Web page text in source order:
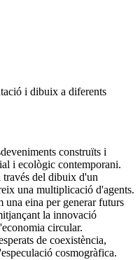
i dibuix a diferents
construïts i
i ecològic contemporani.
del dibuix d'un
una multiplicació d'agents.
eina per generar futurs
la innovació
circular.
de coexistència,
cosmogràfica.